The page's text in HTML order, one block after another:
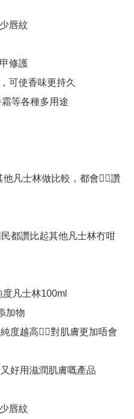
唇紋
修護
可使香味更持久
霜等各種多用途
士林做比較，都會👍🏻讚
都讚比起其他凡士林冇咁
凡士林100ml
加物
度越高👍🏻對肌膚更加唔會
好用滋潤肌膚嘅產品
唇紋